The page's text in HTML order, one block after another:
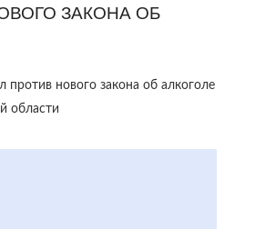
ЗАКОНА ОБ
против нового закона об алкоголе
области